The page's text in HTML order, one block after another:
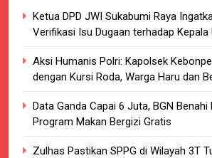
Ketua DPD JWI Sukabumi Raya
Verifikasi Isu Dugaan terhadap Kepala
Aksi Humanis Polri: Kapolsek
dengan Kursi Roda, Warga Haru dan
Data Ganda Capai 6 Juta, BGN
Program Makan Bergizi Gratis
Zulhas Pastikan SPPG di Wilayah 3T